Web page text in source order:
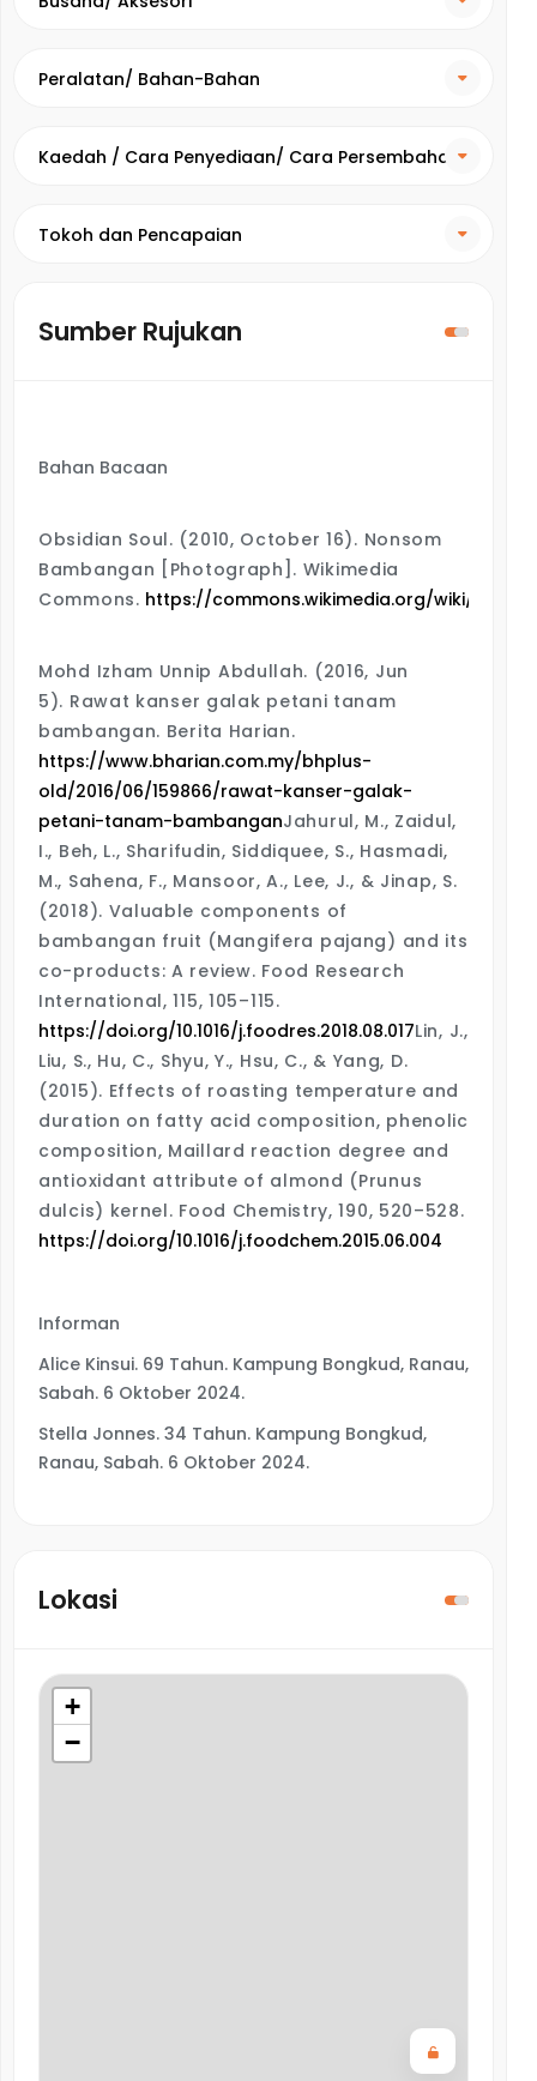
Peralatan/ Bahan-Bahan
Kaedah / Cara Penyediaan/ Cara Persembahan
Tokoh dan Pencapaian
Sumber Rujukan
Bahan Bacaan
Obsidian Soul. (2010, October 16). Nonsom
Bambangan
[Photograph]. Wikimedia
Commons. https://commons.wikimedia.org/wiki/
Mohd Izham Unnip Abdullah. (2016, Jun
5). Rawat kanser galak petani tanam
bambangan. Berita Harian.
https://www.bharian.com.my/bhplus-
old/2016/06/159866/rawat-kanser-galak-
petani-tanam-bambanganJahurul, M., Zaidul,
I., Beh, L., Sharifudin, Siddiquee, S., Hasmadi,
M., Sahena, F., Mansoor, A., Lee, J., & Jinap, S.
(2018). Valuable components of
bambangan fruit (Mangifera pajang) and its
co-products: A review. Food Research
International, 115, 105–115.
https://doi.org/10.1016/j.foodres.2018.08.017Lin, J.,
Liu, S., Hu, C., Shyu, Y., Hsu, C., & Yang, D.
(2015). Effects of roasting temperature and
duration on fatty acid composition, phenolic
composition, Maillard reaction degree and
antioxidant attribute of almond (Prunus
dulcis) kernel. Food Chemistry, 190, 520–528.
https://doi.org/10.1016/j.foodchem.2015.06.004
Informan
Alice Kinsui. 69 Tahun. Kampung Bongkud, Ranau,
Sabah. 6 Oktober 2024.
Stella Jonnes. 34 Tahun. Kampung Bongkud,
Ranau, Sabah. 6 Oktober 2024.
Lokasi
+
−